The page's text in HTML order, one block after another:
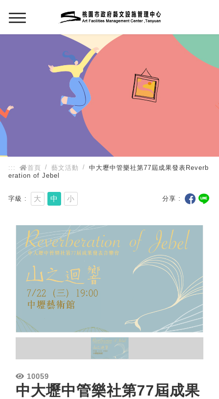
::: 首頁 藝文活動
中大壢中管樂社第77屆成果發表Reverb
eration of Jebel
字級 大 中 小 分享
10059
中大壢中管樂社第77屆成果